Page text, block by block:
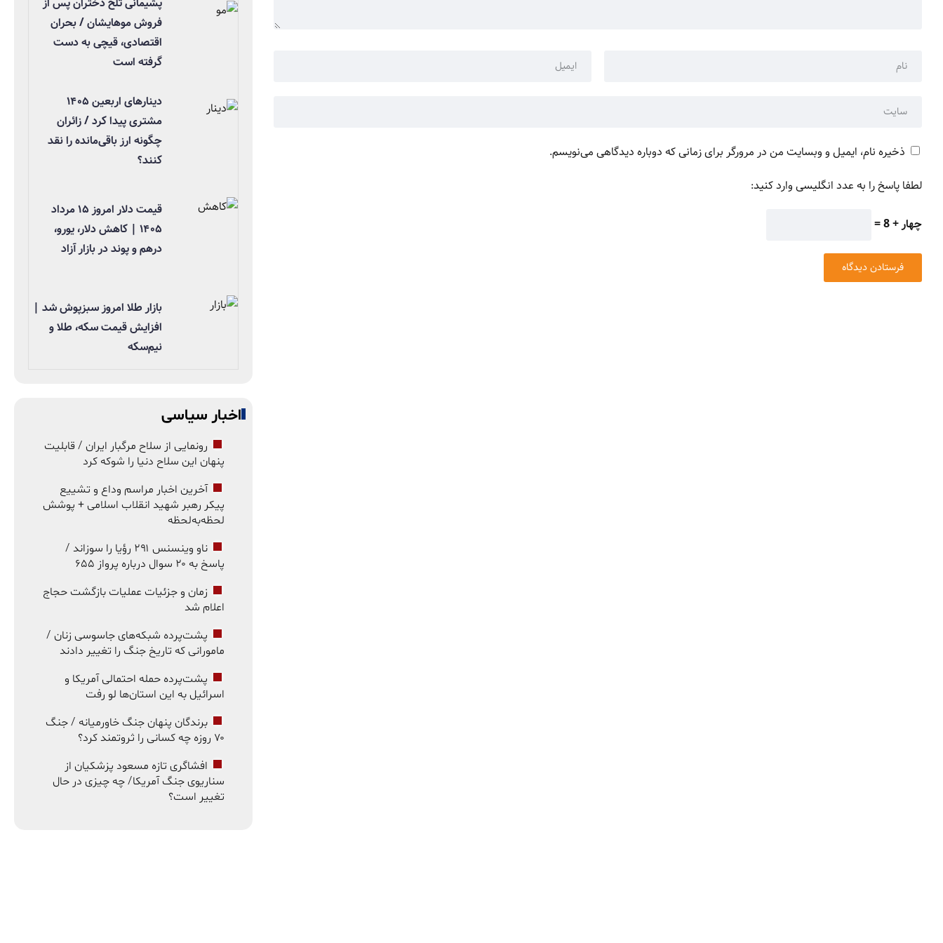
ذخیره نام، ایمیل و وبسایت من در مرورگر برای زمانی که دوباره دیدگاهی می‌نویسم.
لطفا پاسخ را به عدد انگلیسی وارد کنید:
چهار + 8 =
فروش موهایشان / بحران
اقتصادی، قیچی به دست
گرفته است
دینارهای اربعین ۱۴۰۵
مشتری پیدا کرد / زائران
چگونه ارز باقی‌مانده را نقد
کنند؟
قیمت دلار امروز ۱۵ مرداد
۱۴۰۵ | کاهش دلار، یورو،
درهم و پوند در بازار آزاد
بازار طلا امروز سبزپوش شد |
افزایش قیمت سکه، طلا و
نیم‌سکه
اخبار سیاسی
رونمایی از سلاح مرگبار ایران / قابلیت
پنهان این سلاح دنیا را شوکه کرد
آخرین اخبار مراسم وداع و تشییع
پیکر رهبر شهید انقلاب اسلامی + پوشش
لحظه‌به‌لحظه
ناو وینسنس ۲۹۱ رؤیا را سوزاند /
پاسخ به ۲۰ سوال درباره پرواز ۶۵۵
زمان و جزئیات عملیات بازگشت حجاج
اعلام شد
پشت‌پرده شبکه‌های جاسوسی زنان /
مامورانی که تاریخ جنگ را تغییر دادند
پشت‌پرده حمله احتمالی آمریکا و
اسرائیل به این استان‌ها لو رفت
برندگان پنهان جنگ خاورمیانه / جنگ
۷۰ روزه چه کسانی را ثروتمند کرد؟
افشاگری تازه مسعود پزشکیان از
سناریوی جنگ آمریکا/ چه چیزی در حال
تغییر است؟